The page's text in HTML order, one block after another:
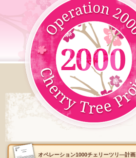
オペレーション1000チェリーツリ―計画